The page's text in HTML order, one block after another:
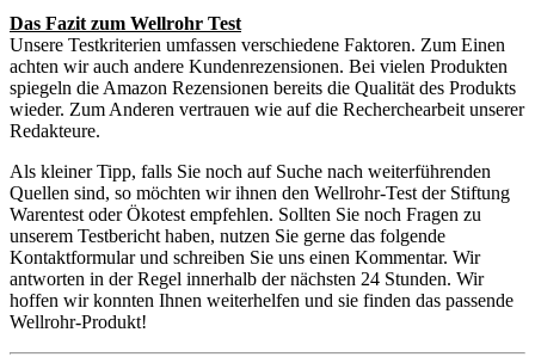
Das Fazit zum Wellrohr Test
Unsere Testkriterien umfassen verschiedene Faktoren. Zum Einen
achten wir auch andere Kundenrezensionen. Bei vielen Produkten
spiegeln die Amazon Rezensionen bereits die Qualität des Produkts
wieder. Zum Anderen vertrauen wie auf die Recherchearbeit unserer
Redakteure.
Als kleiner Tipp, falls Sie noch auf Suche nach weiterführenden
Quellen sind, so möchten wir ihnen den Wellrohr-Test der Stiftung
Warentest oder Ökotest empfehlen. Sollten Sie noch Fragen zu
unserem Testbericht haben, nutzen Sie gerne das folgende
Kontaktformular und schreiben Sie uns einen Kommentar. Wir
antworten in der Regel innerhalb der nächsten 24 Stunden. Wir
hoffen wir konnten Ihnen weiterhelfen und sie finden das passende
Wellrohr-Produkt!